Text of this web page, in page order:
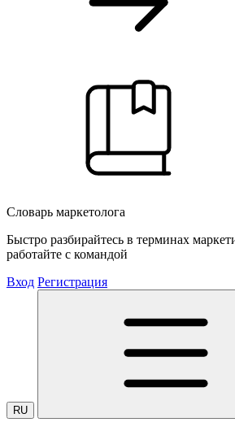
Словарь маркетолога
Быстро разбирайтесь в терминах
работайте с командой
Вход Регистрация
RU